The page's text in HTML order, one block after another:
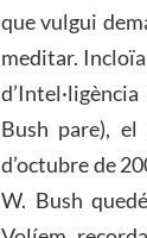
que vulgui
meditar.
Bush pare),
d’octubre de
W. Bush